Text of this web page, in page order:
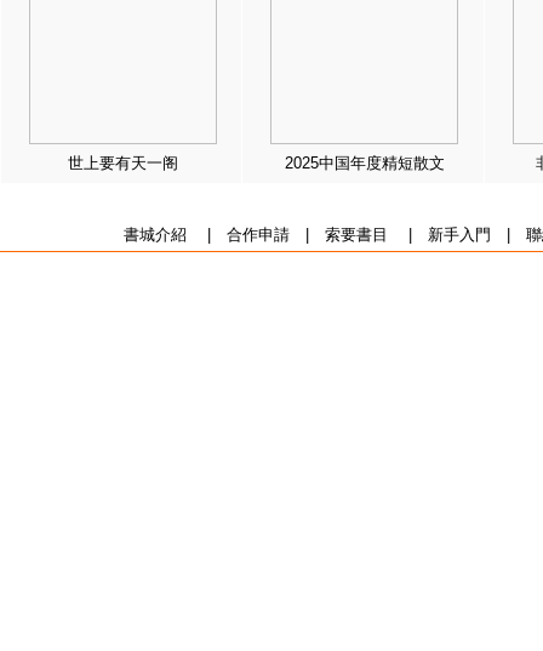
世上要有天一阁 2025中国年度精短散文
書城介紹 合作申請| 索要書目 新手入門